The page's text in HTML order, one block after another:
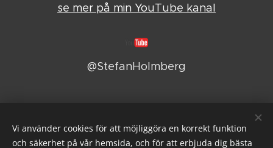
se mer på min YouTube kanal
@StefanHolmberg
stefan@liatorp.se
Vi använder cookies för att möjliggöra en korrekt funktion
och säkerhet på vår hemsida, och för att erbjuda dig bästa